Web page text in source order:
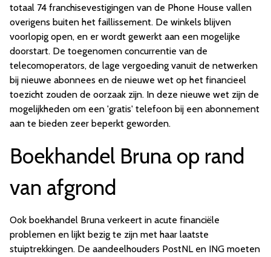
totaal 74 franchisevestigingen van de Phone House vallen
overigens buiten het faillissement. De winkels blijven
voorlopig open, en er wordt gewerkt aan een mogelijke
doorstart. De toegenomen concurrentie van de
telecomoperators, de lage vergoeding vanuit de netwerken
bij nieuwe abonnees en de nieuwe wet op het financieel
toezicht zouden de oorzaak zijn. In deze nieuwe wet zijn de
mogelijkheden om een 'gratis' telefoon bij een abonnement
aan te bieden zeer beperkt geworden.
Boekhandel Bruna op rand
van afgrond
Ook boekhandel Bruna verkeert in acute financiële
problemen en lijkt bezig te zijn met haar laatste
stuiptrekkingen. De aandeelhouders PostNL en ING moeten